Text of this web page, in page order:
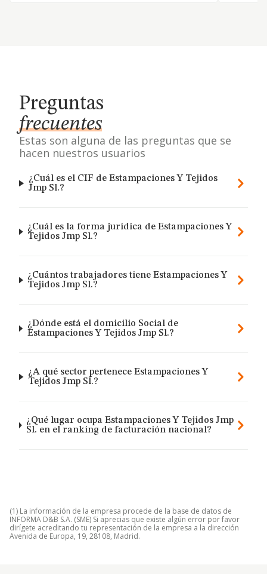
Preguntas
frecuentes
Estas son alguna de las preguntas que se
hacen nuestros usuarios
¿Cuál es el CIF de Estampaciones Y Tejidos
Jmp Sl.?
¿Cuál es la forma jurídica de Estampaciones Y
Tejidos Jmp Sl.?
¿Cuántos trabajadores tiene Estampaciones Y
Tejidos Jmp Sl.?
¿Dónde está el domicilio Social de
Estampaciones Y Tejidos Jmp Sl.?
¿A qué sector pertenece Estampaciones Y
Tejidos Jmp Sl.?
¿Qué lugar ocupa Estampaciones Y Tejidos Jmp
Sl. en el ranking de facturación nacional?
(1) La información de la empresa procede de la base de datos de
INFORMA D&B S.A. (SME) Si aprecias que existe algún error por favor
dirígete acreditando tu representación de la empresa a la dirección
Avenida de Europa, 19, 28108, Madrid.